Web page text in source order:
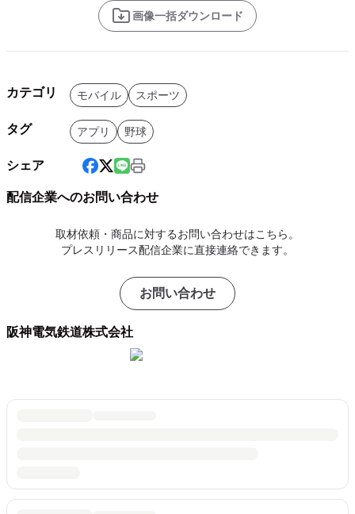
画像一括ダウンロード
カテゴリ モバイル スポーツ
タグ アプリ 野球
シェア
配信企業へのお問い合わせ
取材依頼・商品に対するお問い合わせはこちら。
プレスリリース配信企業に直接連絡できます。
お問い合わせ
阪神電気鉄道株式会社